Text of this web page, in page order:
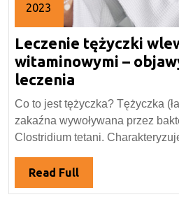
2023
kwietnia
2023
Leczenie tężyczki
witaminowymi –
leczenia
tężyczki
wlewami
witaminowymi
objawy,
metody
Co to jest tężyczka? Tężyczka
zakaźna wywoływana przez
Clostridium tetani.
Read FullRead
Full